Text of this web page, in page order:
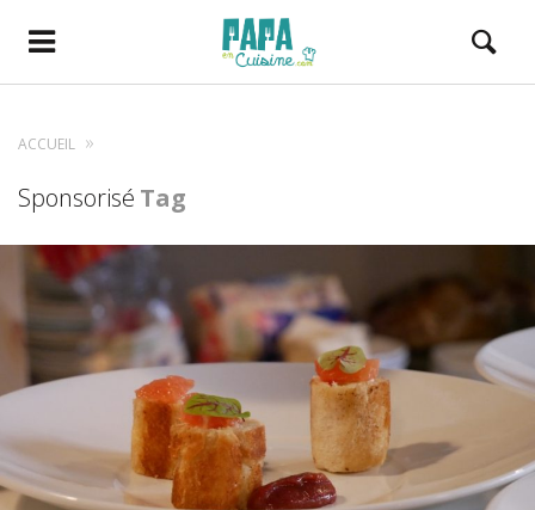
ACCUEIL
Sponsorisé Tag